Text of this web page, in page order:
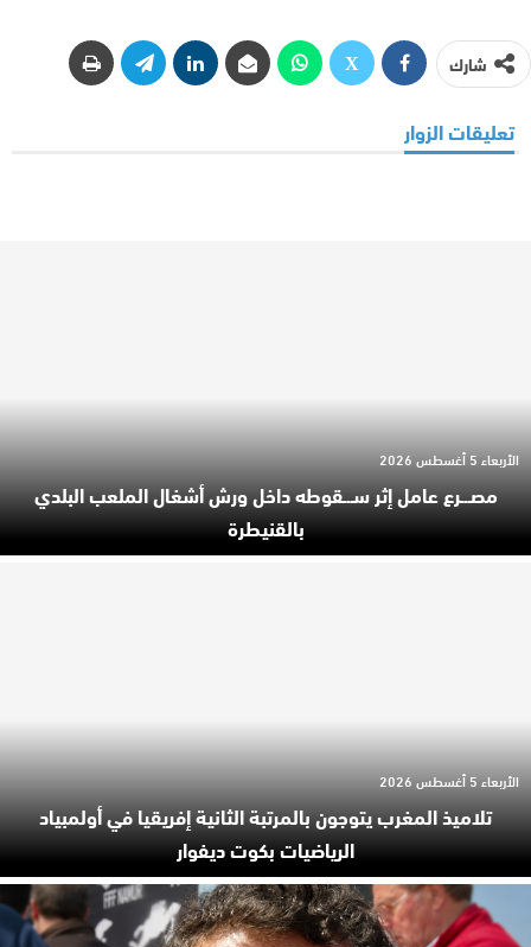
شارك
تعليقات الزوار
مصـ.ـرع عامل إثر سـ.ـقوطه داخل ورش أشغال الملعب البلدي
بالقنيطرة
الأربعاء 5 أغسطس 2026
تلاميذ المغرب يتوجون بالمرتبة الثانية إفريقيا في أولمبياد
الرياضيات بكوت ديفوار
الأربعاء 5 أغسطس 2026